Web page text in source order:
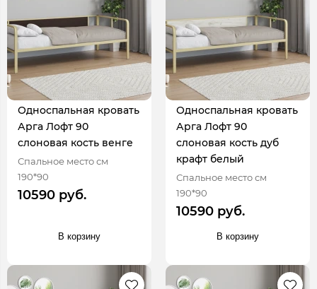
Односпальная кровать
Арга Лофт 90
слоновая кость венге
Спальное место см
190*90
10590 руб.
В корзину
Односпальная кровать
Арга Лофт 90
слоновая кость дуб
крафт белый
Спальное место см
190*90
10590 руб.
В корзину